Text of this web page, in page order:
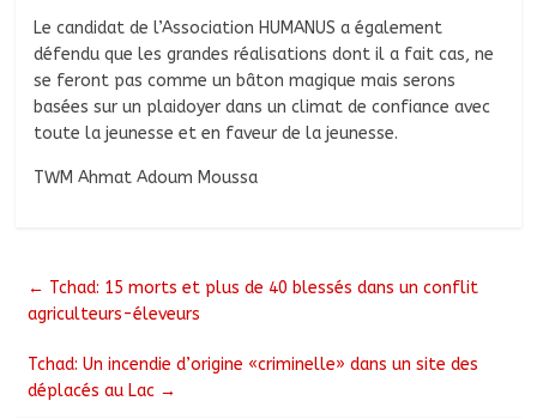
Le candidat de l’Association HUMANUS a également
défendu que les grandes réalisations dont il a fait cas, ne
se feront pas comme un bâton magique mais serons
basées sur un plaidoyer dans un climat de confiance avec
toute la jeunesse et en faveur de la jeunesse.
TWM Ahmat Adoum Moussa
← Tchad: 15 morts et plus de 40 blessés dans un conflit
agriculteurs-éleveurs
Tchad: Un incendie d’origine «criminelle» dans un site des
déplacés au Lac →